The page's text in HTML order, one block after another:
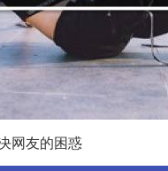
网友的困惑